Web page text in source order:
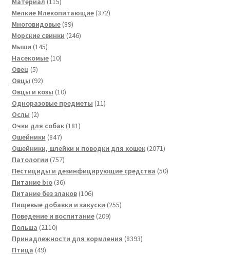
товаров
Мелкие Млекопитающие 372372
Многовидовые 8989
товаров
Морские свинки 246246
Мыши 145145
товаров
Насекомые 1010
Овец 55
товаров
Овцы 9292
товара
Овцы и козы 1010
товаров
Одноразовые предметы 1111
Ослы 22
товара
Очки для собак 181181
Ошейники 847847
товаров
Ошейники, шлейки и поводки для кошек 20712071
Патологии 757757
товаров
Пестициды и дезинфицирующие средства 5050
Питание bio 3636
товаров
Питание без злаков 106106
товаров
Пищевые добавки и закуски 255255
Поведение и воспитание 209209
Польша 21102110
товаров
Принадлежности для кормления 83938393
Птица 4949